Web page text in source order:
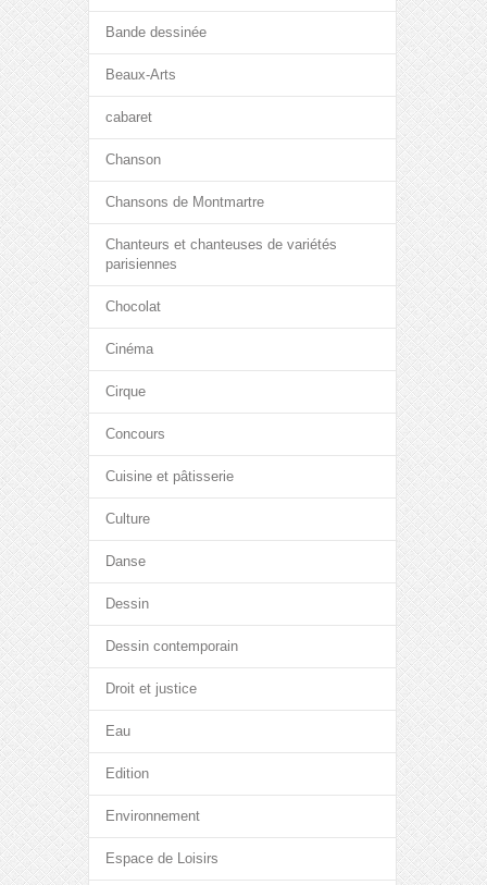
Bande dessinée
Beaux-Arts
cabaret
Chanson
Chansons de Montmartre
Chanteurs et chanteuses de variétés
parisiennes
Chocolat
Cinéma
Cirque
Concours
Cuisine et pâtisserie
Culture
Danse
Dessin
Dessin contemporain
Droit et justice
Eau
Edition
Environnement
Espace de Loisirs